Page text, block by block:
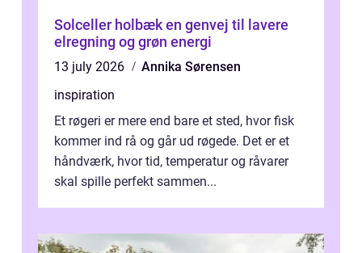
Solceller holbæk en genvej til lavere
elregning og grøn energi
13 july 2026
Annika Sørensen
inspiration
Et røgeri er mere end bare et sted, hvor fisk
kommer ind rå og går ud røgede. Det er et
håndværk, hvor tid, temperatur og råvarer
skal spille perfekt sammen...